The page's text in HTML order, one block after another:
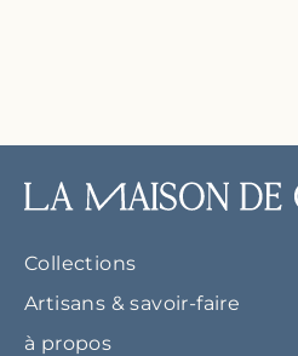
Collections
Artisans & savoir-faire
à propos